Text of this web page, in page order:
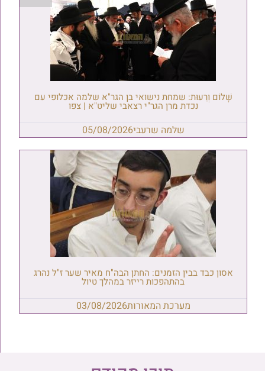
שָׁלוֹם וְרֵעוּת: שמחת נישואי בן הגר"א שלמה אכלופי עם
נכדת מרן הגר"י רצאבי שליט"א | צפו
שלמה שרעבי05/08/2026
אסון כבד בבין הזמנים: החתן הבה"ח מאיר שער ז"ל נהרג
בהתהפכות רייזר במהלך טיול
מערכת המאורות03/08/2026